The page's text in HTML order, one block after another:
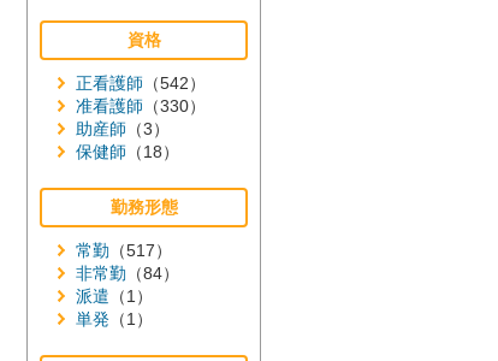
資格
正看護師 （542）
准看護師 （330）
助産師 （3）
保健師 （18）
勤務形態
常勤 （517）
非常勤 （84）
派遣 （1）
単発 （1）